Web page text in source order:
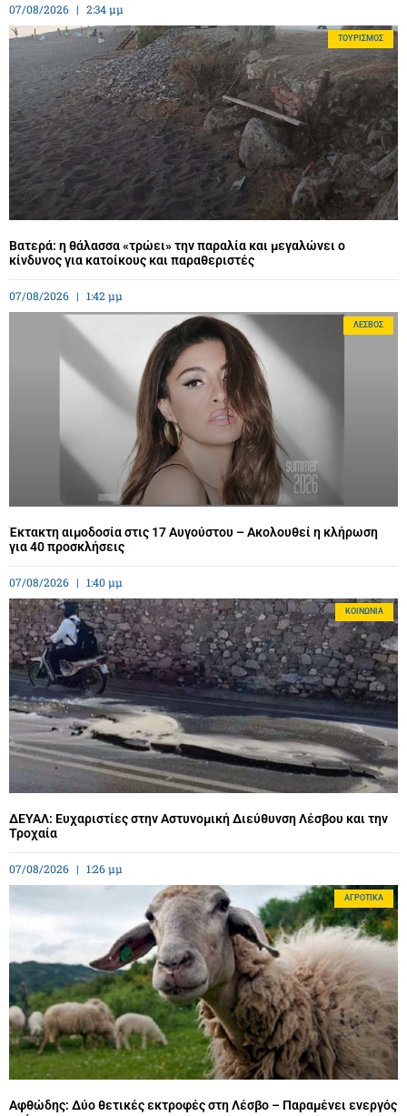
07/08/2026 2:34 μμ
ΤΟΥΡΙΣΜΌΣ
Βατερά: η θάλασσα «τρώει» την παραλία και μεγαλώνει ο
κίνδυνος για κατοίκους και παραθεριστές
07/08/2026 1:42 μμ
ΛΈΣΒΟΣ
Έκτακτη αιμοδοσία στις 17 Αυγούστου – Ακολουθεί η κλήρωση
για 40 προσκλήσεις
07/08/2026 1:40 μμ
ΚΟΙΝΩΝΊΑ
ΔΕΥΑΛ: Ευχαριστίες στην Αστυνομική Διεύθυνση Λέσβου και την
Τροχαία
07/08/2026 1:26 μμ
ΑΓΡΟΤΙΚΆ
Αφθώδης: Δύο θετικές εκτροφές στη Λέσβο – Παραμένει ενεργός